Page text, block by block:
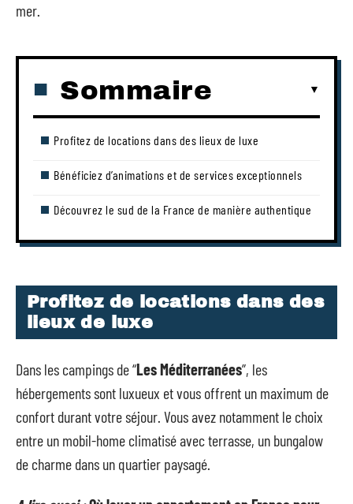
mer.
Sommaire
Profitez de locations dans des lieux de luxe
Bénéficiez d’animations et de services exceptionnels
Découvrez le sud de la France de manière authentique
Profitez de locations dans des
lieux de luxe
Dans les campings de “Les Méditerranées”, les
hébergements sont luxueux et vous offrent un maximum de
confort durant votre séjour. Vous avez notamment le choix
entre un mobil-home climatisé avec terrasse, un bungalow
de charme dans un quartier paysagé.